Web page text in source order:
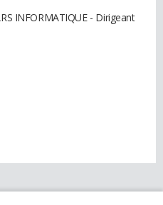
INFORMATIQUE - Dirigeant